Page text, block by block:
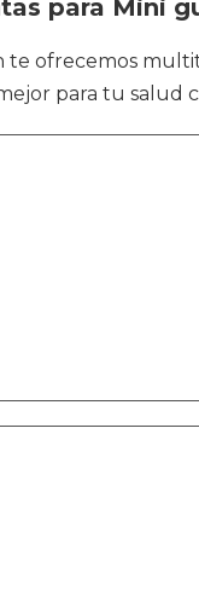
para Mini
te ofrecemos
para tu salud